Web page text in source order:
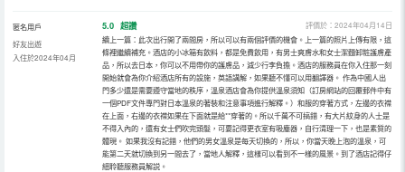
匿名用戶
好友出遊
入住於2024年04月
5.0 超讚
評價於：2024年04月14日
續上一篇：此次出行開了兩間房，所以可以有兩個評價的機會。上一篇的照片上傳有限，這
條裡繼續補充。酒店的小冰箱有飲料，都是免費飲用，有男士爽膚水和女士潔麵卸粧護膚產
品，所以去日本，你可以不用帶你的護膚品，減少行李負擔。酒店的服務員在你入住那一刻
開始就會為你介紹酒店所有的設施，英語講解，如果聽不懂可以用翻譯器。 作為中國人出
門多少還是需要遵守當地的秩序，溫泉酒店會為你提供溫泉須知（訂房網站的回覆郵件中有
一個PDF文件專門對日本溫泉的著裝和注意事項進行解釋。）和服的穿著方式，左邊的衣襟
在上面，右邊的衣襟如果在下面就是給**穿著的。所以千萬不可搞錯，有大片紋身的人士是
不得入內的，還有女士們吹完頭髮，可要記得更衣室有吸塵器，自行清理一下，也是素質的
體現。 如果我沒有記錯，他們的男女溫泉是每天切換的，所以，你當天晚上泡的溫泉，可
能第二天就切換到另一間去了，當地人解釋，這樣可以看到不一樣的風景。到了酒店記得仔
細聆聽服務員解説。